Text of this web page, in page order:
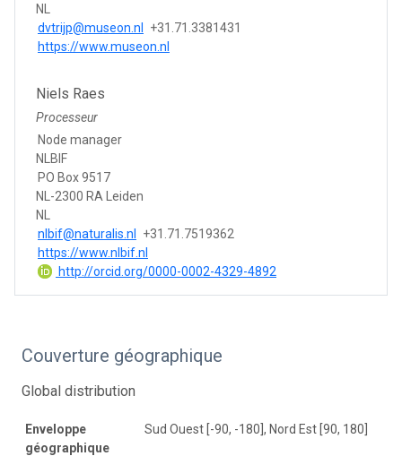
NL
dvtrijp@museon.nl
+31.71.3381431
https://www.museon.nl
Niels Raes
Processeur
Node manager
NLBIF
PO Box 9517
NL-2300 RA Leiden
NL
nlbif@naturalis.nl
+31.71.7519362
https://www.nlbif.nl
http://orcid.org/0000-0002-4329-4892
Couverture géographique
Global distribution
Enveloppe
géographique
Sud Ouest [-90, -180], Nord Est [90, 180]